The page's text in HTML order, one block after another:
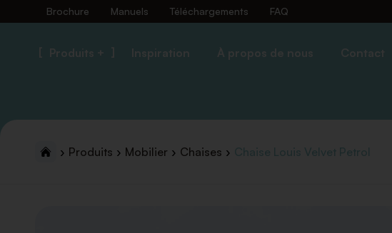
Brochure Manuels Téléchargements FAQ
Produits + Inspiration À propos de nous Contact
Produits Mobilier Chaises Chaise Louis Velvet Petrol